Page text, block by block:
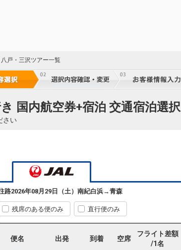
戸・三沢ツアー一覧
国内航空券+宿泊 交通宿泊選択
さい
路2026年08月29日（土） 南紀白浜→青森
残席のある便のみ 直行便のみ
便名 出発 到着 空席
フライト差額
/1名
212便
南紀白浜
14:30
212便
南紀白浜
09:30
青森
17:15
+1,200円
クラスJを利用する +3,700円